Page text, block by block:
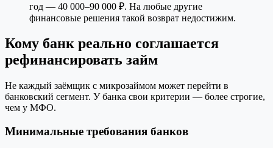
год — 40 000–90 000 ₽. На любые другие
финансовые решения такой возврат недостижим.
Кому банк реально соглашается
рефинансировать займ
Не каждый заёмщик с микрозаймом может перейти в
банковский сегмент. У банка свои критерии — более строгие,
чем у МФО.
Минимальные требования банков